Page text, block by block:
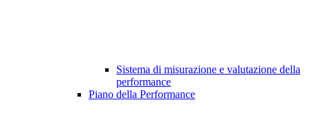
Sistema di misurazione e valutazione della
performance
Piano della Performance